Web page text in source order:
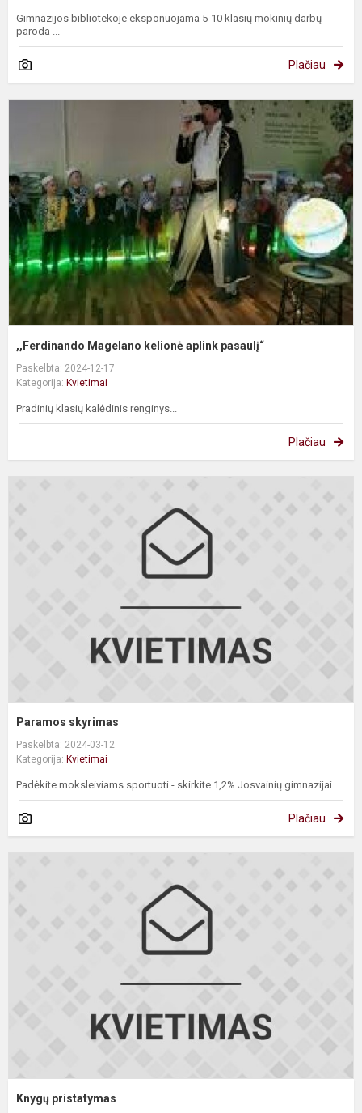
Gimnazijos bibliotekoje eksponuojama 5-10 klasių mokinių darbų
paroda ...
Plačiau
,,Ferdinando Magelano kelionė aplink pasaulį“
Paskelbta: 2024-12-17
Kategorija: Kvietimai
Pradinių klasių kalėdinis renginys...
Plačiau
Paramos skyrimas
Paskelbta: 2024-03-12
Kategorija: Kvietimai
Padėkite moksleiviams sportuoti - skirkite 1,2% Josvainių gimnazijai...
Plačiau
Knygų pristatymas